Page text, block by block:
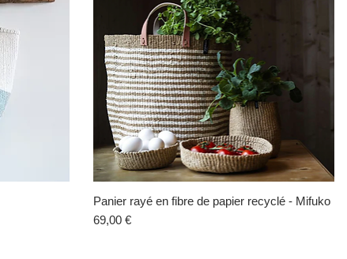
Aperçu rapide
Panier rayé en fibre de papier recyclé - Mifuko
Prix
69,00 €